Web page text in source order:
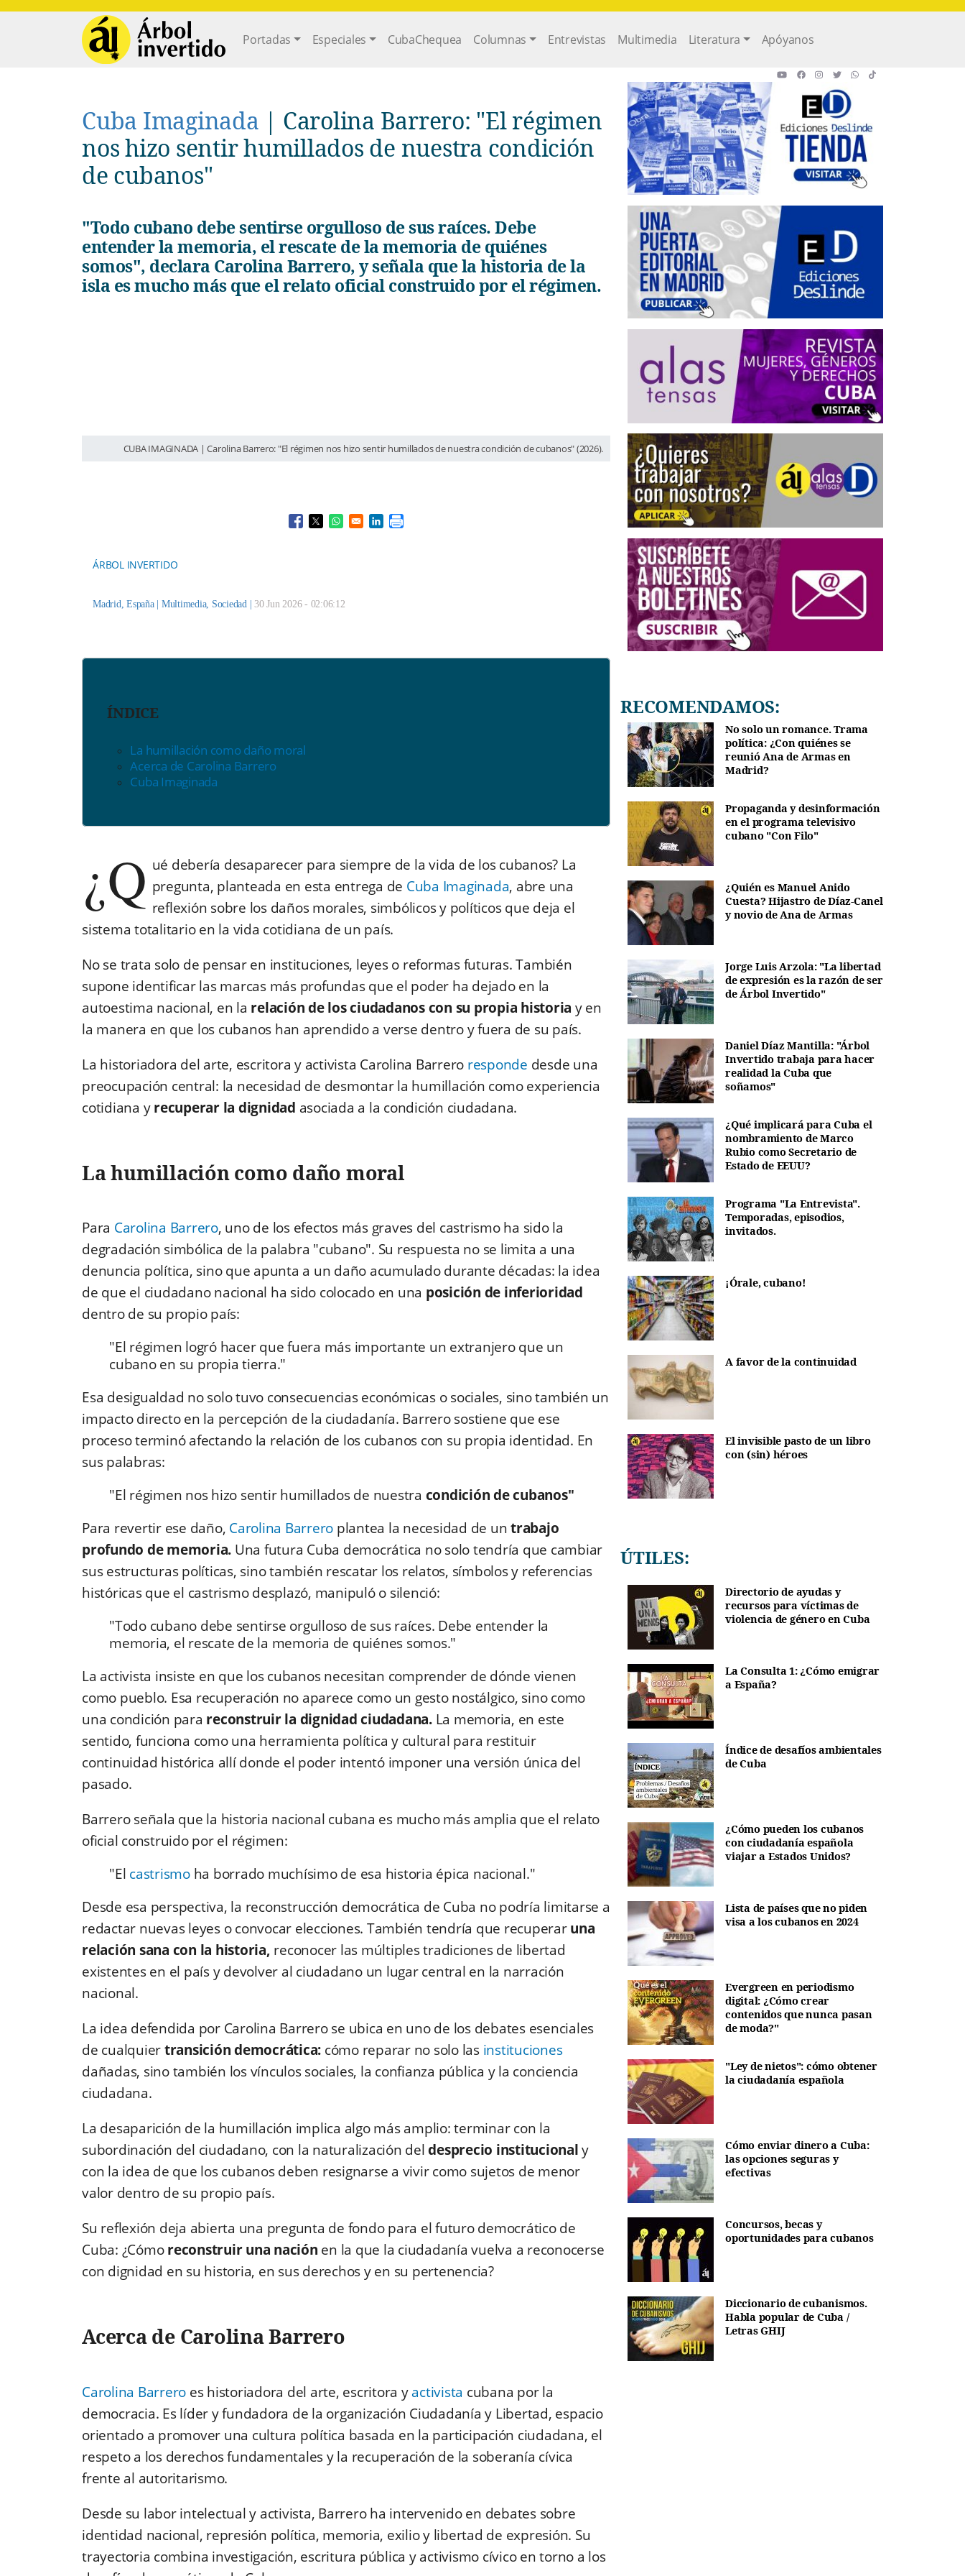
Main navigation
Portadas Especiales CubaChequea Columnas Entrevistas Multimedia Literatura Apóyanos
Cuba Imaginada | Carolina Barrero: "El régimen
nos hizo sentir humillados de nuestra condición
de cubanos"
"Todo cubano debe sentirse orgulloso de sus raíces. Debe
entender la memoria, el rescate de la memoria de quiénes
somos", declara Carolina Barrero, y señala que la historia de la
isla es mucho más que el relato oficial construido por el régimen.
CUBA IMAGINADA | Carolina Barrero: "El régimen nos hizo sentir humillados de nuestra condición de cubanos" (2026).
Opens in a new window
Opens in a new window
Opens in a new window
Opens in a new window
ÁRBOL INVERTIDO
Multimedia, Sociedad 30 Jun 2026 - 02:06:12
ÍNDICE
La humillación como daño moral
Acerca de Carolina Barrero
Cuba Imaginada
¿Q ué debería desaparecer para siempre de la vida de los cubanos? La
pregunta, planteada en esta entrega de Cuba Imaginada, abre una
reflexión sobre los daños morales, simbólicos y políticos que deja el
sistema totalitario en la vida cotidiana de un país.
No se trata solo de pensar en instituciones, leyes o reformas futuras. También
supone identificar las marcas más profundas que el poder ha dejado en la
autoestima nacional, en la relación de los ciudadanos con su propia historia y en
la manera en que los cubanos han aprendido a verse dentro y fuera de su país.
La historiadora del arte, escritora y activista Carolina Barrero responde desde una
preocupación central: la necesidad de desmontar la humillación como experiencia
cotidiana yrecuperar la dignidad asociada a la condición ciudadana.
La humillación como daño moral
Para Carolina Barrero, uno de los efectos más graves del castrismo ha sido la
degradación simbólica de la palabra "cubano". Su respuesta no se limita a una
denuncia política, sino que apunta a un daño acumulado durante décadas: la idea
de que el ciudadano nacional ha sido colocado en una posición de inferioridad
dentro de su propio país:
"El régimen logró hacer que fuera más importante un extranjero que un
cubano en su propia tierra."
Esa desigualdad no solo tuvo consecuencias económicas o sociales, sino también un
impacto directo en la percepción de la ciudadanía. Barrero sostiene que ese
proceso terminó afectando la relación de los cubanos con su propia identidad. En
sus palabras:
"El régimen nos hizo sentir humillados de nuestra condición de cubanos"
Para revertir ese daño, Carolina Barrero plantea la necesidad de untrabajo
profundo de memoria. Una futura Cuba democrática no solo tendría que cambiar
sus estructuras políticas, sino también rescatar los relatos, símbolos y referencias
históricas que el castrismo desplazó, manipuló o silenció:
"Todo cubano debe sentirse orgulloso de sus raíces. Debe entender la
memoria, el rescate de la memoria de quiénes somos."
La activista insiste en que los cubanos necesitan comprender de dónde vienen
como pueblo. Esa recuperación no aparece como un gesto nostálgico, sino como
una condición para reconstruir la dignidad ciudadana.La memoria, en este
sentido, funciona como una herramienta política y cultural para restituir
continuidad histórica allí donde el poder intentó imponer una versión única del
pasado.
Barrero señala que la historia nacional cubana es mucho más amplia que el relato
oficial construido por el régimen:
"El castrismoha borrado muchísimo de esa historia épica nacional."
Desde esa perspectiva, la reconstrucción democrática de Cuba no podría limitarse a
redactar nuevas leyes o convocar elecciones. También tendría que recuperaruna
relación sana con la historia, reconocer las múltiples tradiciones de libertad
existentes en el país y devolver al ciudadano un lugar central en la narración
nacional.
La idea defendida por Carolina Barrero se ubica en uno de los debates esenciales
de cualquiertransición democrática: cómo reparar no solo las instituciones
dañadas, sino también los vínculos sociales, la confianza pública y la conciencia
ciudadana.
La desaparición de la humillación implica algo más amplio: terminar con la
subordinación del ciudadano, con la naturalización deldesprecio institucionaly
con la idea de que los cubanos deben resignarse a vivir como sujetos de menor
valor dentro de su propio país.
Su reflexión deja abierta una pregunta de fondo para el futuro democrático de
Cuba: ¿Cómoreconstruir una nación en la que la ciudadanía vuelva a reconocerse
con dignidad en su historia, en sus derechos y en su pertenencia?
Acerca de Carolina Barrero
Carolina Barrero es historiadora del arte, escritora yactivista cubana por la
democracia. Es líder y fundadora de la organización Ciudadanía y Libertad, espacio
orientado a promover una cultura política basada en la participación ciudadana, el
respeto a los derechos fundamentales y la recuperación de la soberanía cívica
frente al autoritarismo.
Desde su labor intelectual y activista, Barrero ha intervenido en debates sobre
identidad nacional, represión política, memoria, exilio y libertad de expresión. Su
trayectoria combina investigación, escritura pública y activismo cívico en torno a los
RECOMENDAMOS:
No solo un romance. Trama
política: ¿Con quiénes se
reunió Ana de Armas en
Madrid?
Propaganda y desinformación
en el programa televisivo
cubano "Con Filo"
¿Quién es Manuel Anido
Cuesta? Hijastro de Díaz-Canel
y novio de Ana de Armas
Jorge Luis Arzola: "La libertad
de expresión es la razón de ser
de Árbol Invertido"
Daniel Díaz Mantilla: "Árbol
Invertido trabaja para hacer
realidad la Cuba que
soñamos"
¿Qué implicará para Cuba el
nombramiento de Marco
Rubio como Secretario de
Estado de EEUU?
Programa "La Entrevista".
Temporadas, episodios,
invitados.
¡Órale, cubano!
A favor de la continuidad
El invisible pasto de un libro
con (sin) héroes
ÚTILES:
Directorio de ayudas y
recursos para víctimas de
violencia de género en Cuba
La Consulta 1: ¿Cómo emigrar
a España?
Índice de desafíos ambientales
de Cuba
¿Cómo pueden los cubanos
con ciudadanía española
viajar a Estados Unidos?
Lista de países que no piden
visa a los cubanos en 2024
Evergreen en periodismo
digital: ¿Cómo crear
contenidos que nunca pasan
de moda?"
"Ley de nietos": cómo obtener
la ciudadanía española
Cómo enviar dinero a Cuba:
las opciones seguras y
efectivas
Concursos, becas y
oportunidades para cubanos
Diccionario de cubanismos.
Habla popular de Cuba /
Letras GHIJ